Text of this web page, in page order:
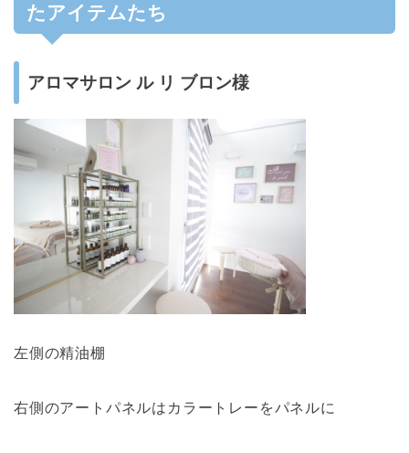
たアイテムたち
アロマサロン ル リ ブロン様
左側の精油棚
右側のアートパネルはカラートレーをパネルに